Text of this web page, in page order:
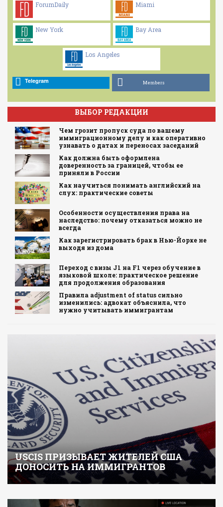
ForumDaily Miami
New York Bay Area
Los Angeles
Telegram Members
ВЫБОР РЕДАКЦИИ
Чем грозит пропуск суда по вашему
иммиграционному делу и как оперативно
узнавать о датах и переносах заседаний
Как должна быть оформлена
доверенность за границей, чтобы ее
приняли в России
Как научиться понимать английский на
слух: практические советы
Особенности осуществления права на
наследство: почему отказаться можно не
всегда
Как зарегистрировать брак в Нью-Йорке не
выходя из дома
Переход с визы J1 на F1 через обучение в
языковой школе: практическое решение
для продолжения образования
Правила adjustment of status сильно
изменились: адвокат объяснила, что
нужно учитывать иммигрантам
USCIS ПРИЗЫВАЕТ ЖИТЕЛЕЙ США
ДОНОСИТЬ НА ИММИГРАНТОВ